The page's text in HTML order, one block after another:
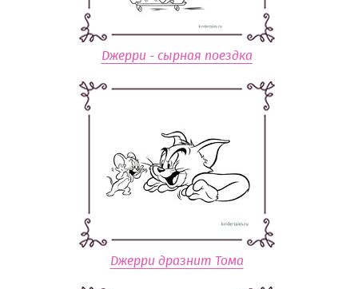
Джерри - сырная поездка
Джерри дразнит Тома